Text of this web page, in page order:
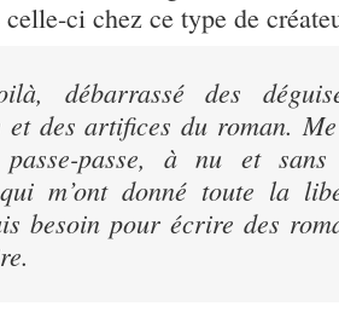
ci chez ce type de
débarrassé des
et des artifices du roman.
passe, à nu et
m’ont donné toute la
besoin pour écrire des